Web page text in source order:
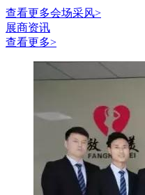
查看更多会场采风>
展商资讯
查看更多>